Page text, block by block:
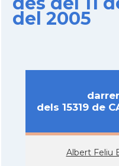
del 2005
dels 15319 de
Albert Feliu